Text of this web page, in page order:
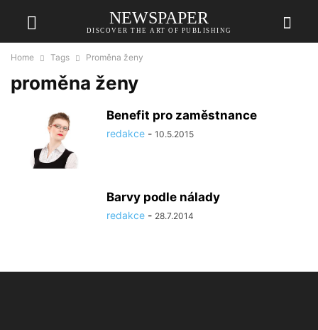
NEWSPAPER
DISCOVER THE ART OF PUBLISHING
Home Tags Proměna ženy
proměna ženy
Benefit pro zaměstnance
redakce - 10.5.2015
Barvy podle nálady
redakce - 28.7.2014